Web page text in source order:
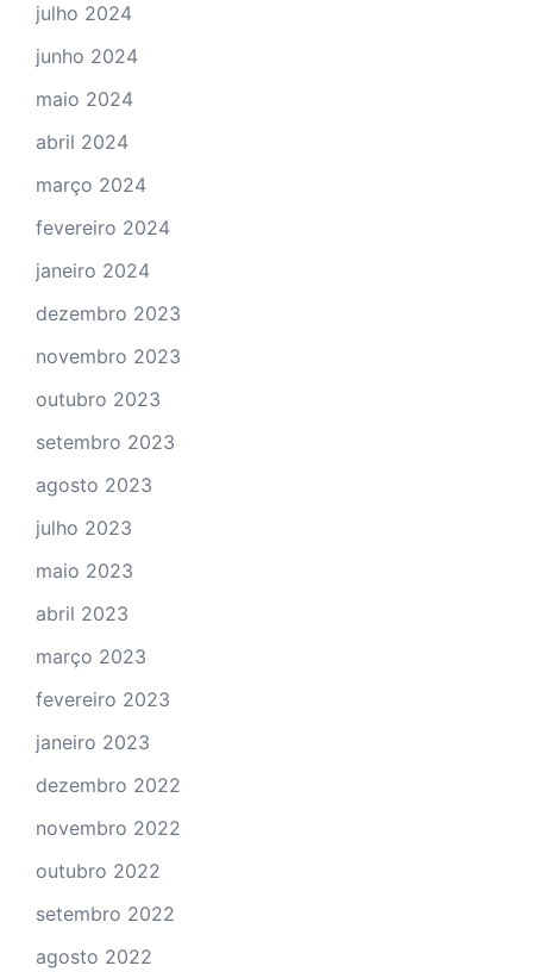
julho 2024
junho 2024
maio 2024
abril 2024
março 2024
fevereiro 2024
janeiro 2024
dezembro 2023
novembro 2023
outubro 2023
setembro 2023
agosto 2023
julho 2023
maio 2023
abril 2023
março 2023
fevereiro 2023
janeiro 2023
dezembro 2022
novembro 2022
outubro 2022
setembro 2022
agosto 2022